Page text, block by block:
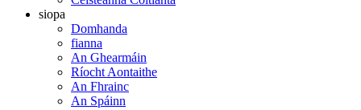
siopa
Domhanda
fianna
An Ghearmáin
Ríocht Aontaithe
An Fhrainc
An Spáinn